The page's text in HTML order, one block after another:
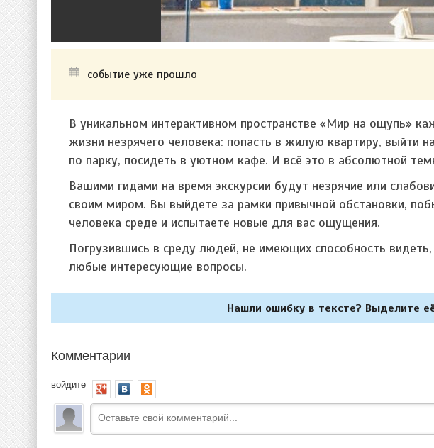
событие уже прошло
В уникальном интерактивном пространстве «Мир на ощупь»
жизни незрячего человека: попасть в жилую квартиру, выйти
по парку, посидеть в уютном кафе. И всё это в абсолютной
Вашими гидами на время экскурсии будут незрячие или
своим миром. Вы выйдете за рамки привычной обстановки,
человека среде и испытаете новые для вас ощущения.
Погрузившись в среду людей, не имеющих способность
любые интересующие вопросы.
Нашли ошибку в тексте? Выделите
Комментарии
войдите